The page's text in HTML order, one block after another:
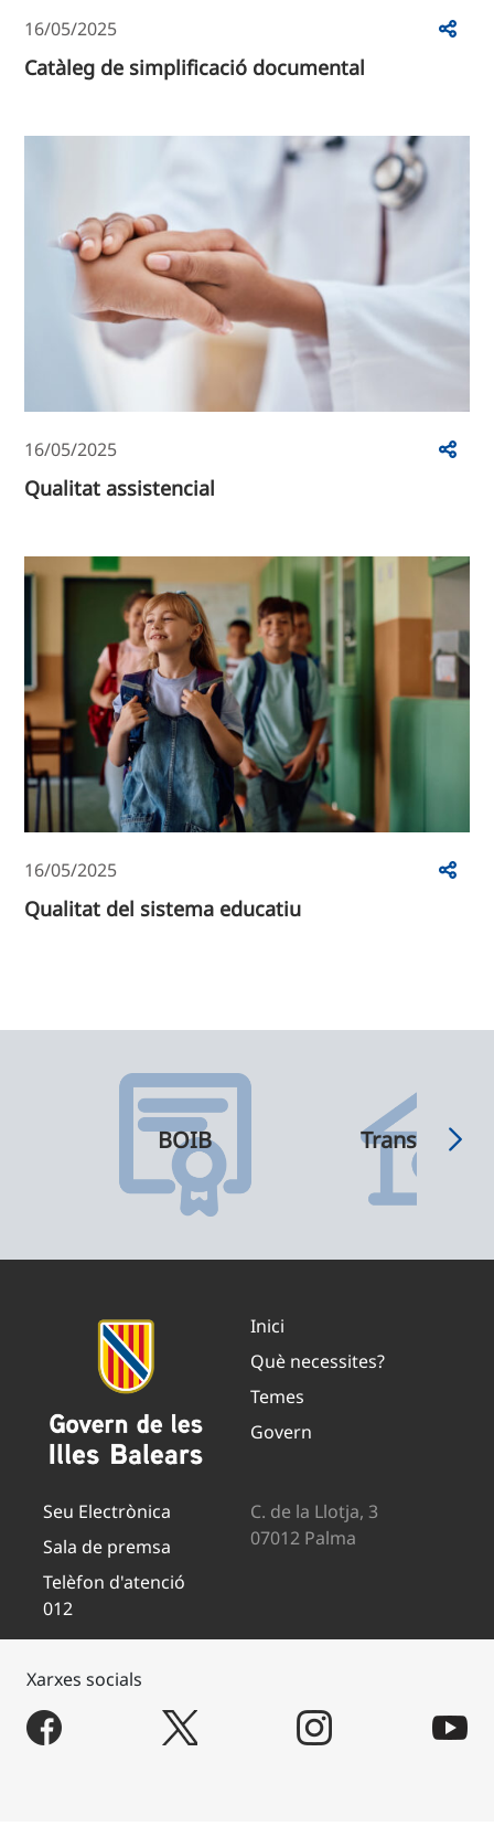
16/05/2025
Catàleg de simplificació documental
16/05/2025
Qualitat assistencial
16/05/2025
Qualitat del sistema educatiu
BOIB
Inici
Què necessites?
Temes
Govern
Seu Electrònica
Sala de premsa
Telèfon d'atenció
012
C. de la Llotja, 3
07012 Palma
Xarxes socials